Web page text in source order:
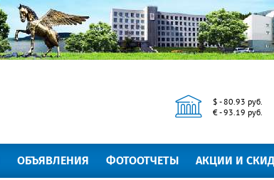
$ - 80.93 руб.
€ - 93.19 руб.
ОБЪЯВЛЕНИЯ ФОТООТЧЕТЫ АКЦИИ И